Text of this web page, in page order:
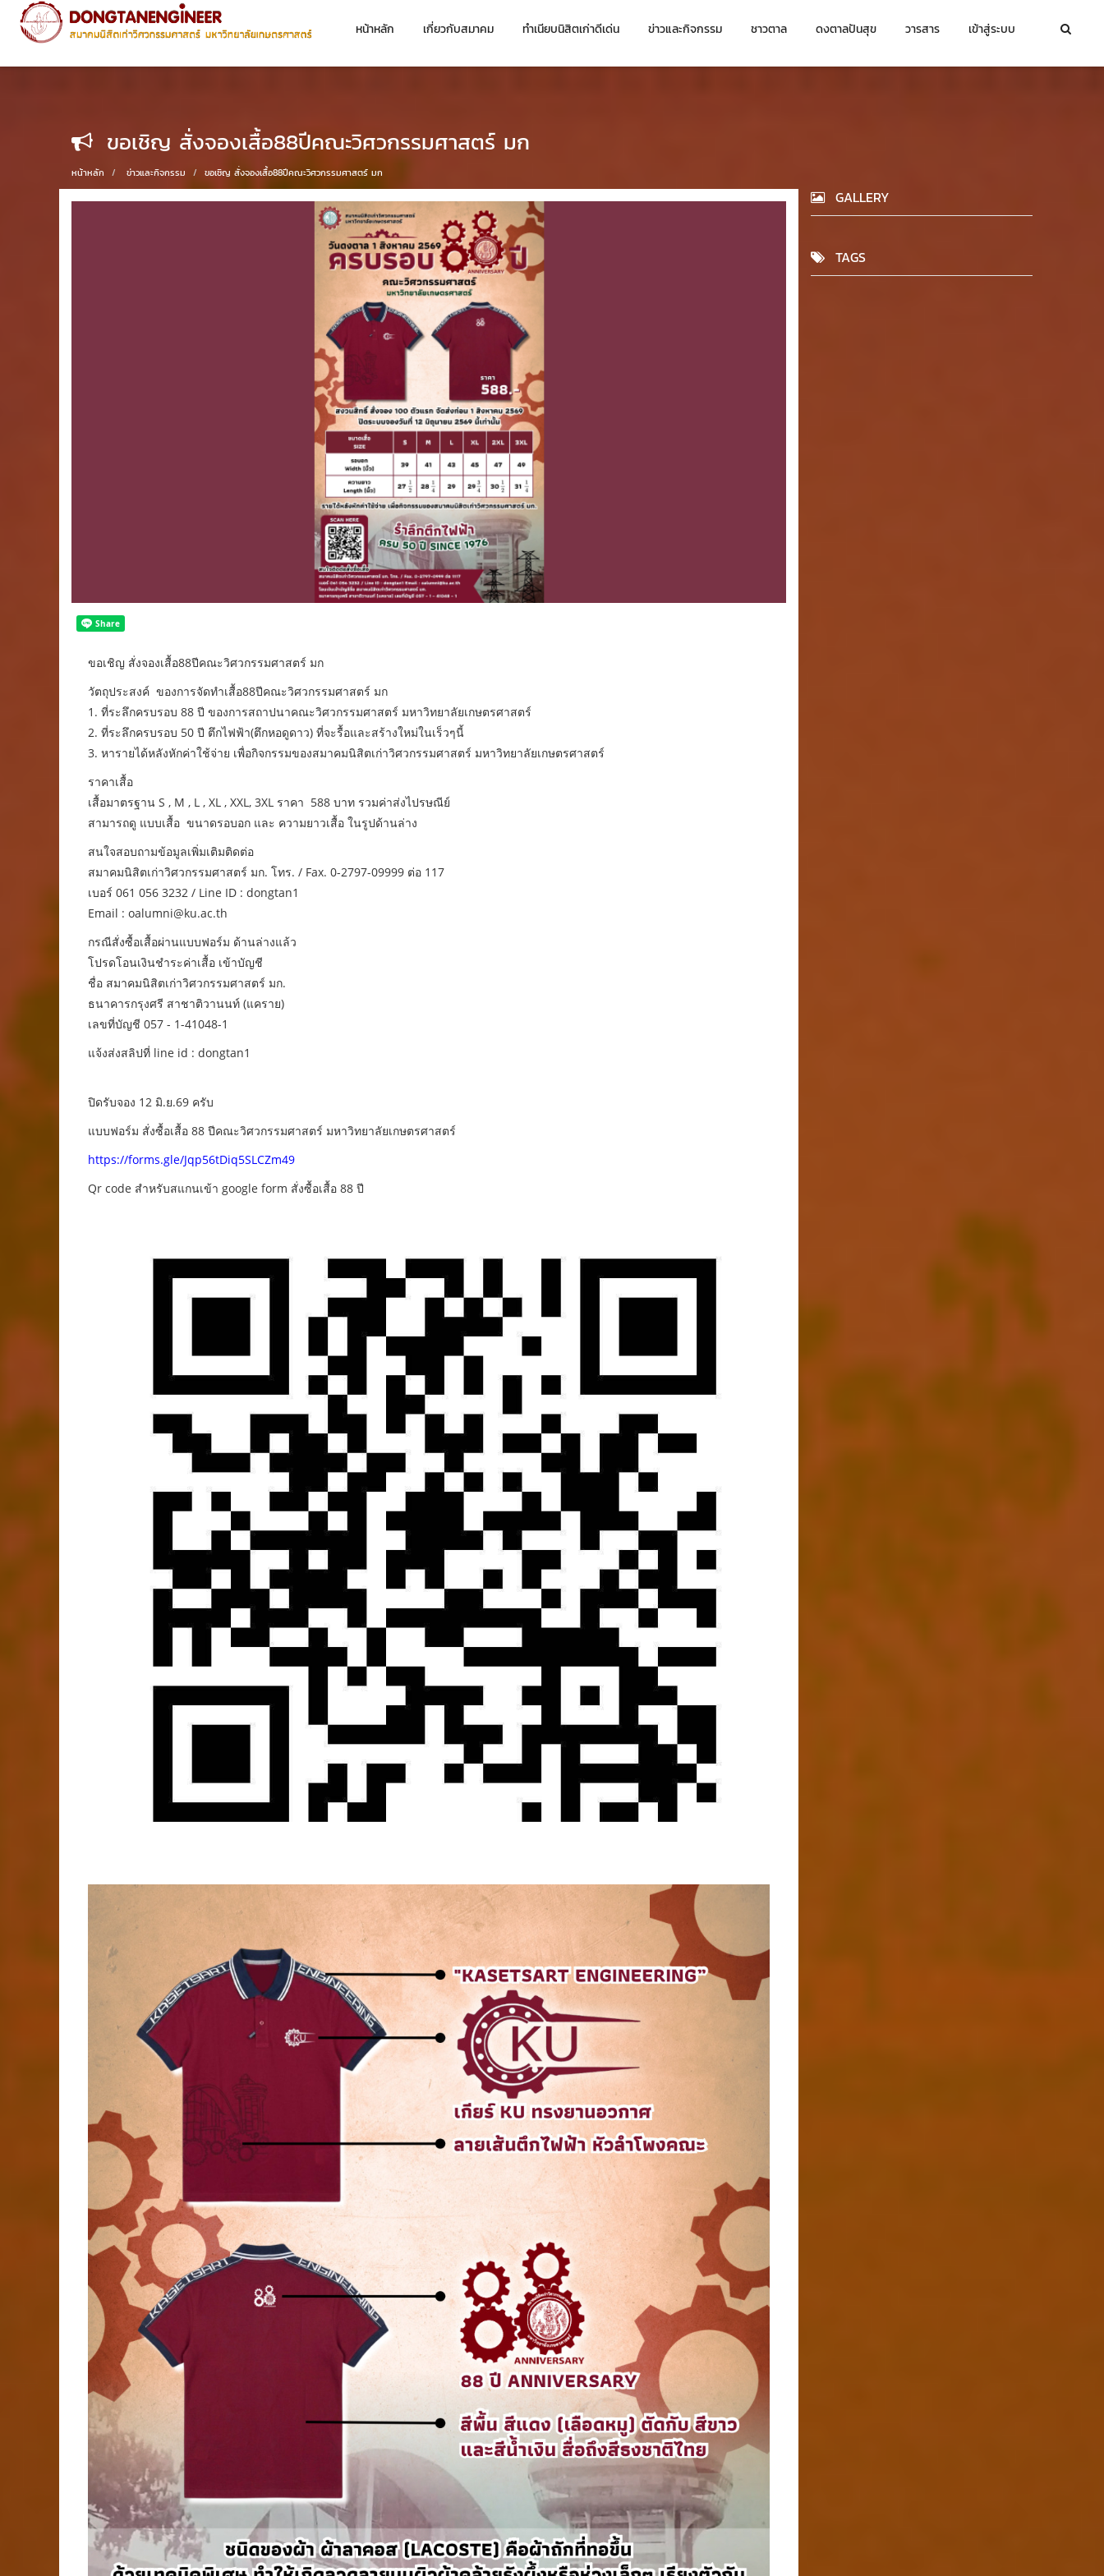
หน้าหลัก เกี่ยวกับสมาคม ทำเนียบนิสิตเก่าดีเด่น ข่าวและกิจกรรม ชาวตาล ดงตาลปันสุข วารสาร เข้าสู่ระบบ
ขอเชิญ สั่งจองเสื้อ88ปีคณะวิศวกรรมศาสตร์ มก
หน้าหลัก ข่าวและกิจกรรม ขอเชิญ สั่งจองเสื้อ88ปีคณะวิศวกรรมศาสตร์ มก
ขอเชิญ สั่งจองเสื้อ88ปีคณะวิศวกรรมศาสตร์ มก
วัตถุประสงค์ ของการจัดทำเสื้อ88ปีคณะวิศวกรรมศาสตร์ มก
1. ที่ระลึกครบรอบ 88 ปี ของการสถาปนาคณะวิศวกรรมศาสตร์ มหาวิทยาลัยเกษตรศาสตร์
2. ที่ระลึกครบรอบ 50 ปี ตึกไฟฟ้า(ตึกหอดูดาว) ที่จะรื้อและสร้างใหม่ในเร็วๆนี้
3. หารายได้หลังหักค่าใช้จ่าย เพื่อกิจกรรมของสมาคมนิสิตเก่าวิศวกรรมศาสตร์ มหาวิทยาลัยเกษตรศาสตร์
ราคาเสื้อ
เสื้อมาตรฐาน S , M , L , XL , XXL, 3XL ราคา 588 บาท รวมค่าส่งไปรษณีย์
สามารถดู แบบเสื้อ ขนาดรอบอก และ ความยาวเสื้อ ในรูปด้านล่าง
สนใจสอบถามข้อมูลเพิ่มเติมติดต่อ
สมาคมนิสิตเก่าวิศวกรรมศาสตร์ มก. โทร. / Fax. 0-2797-09999 ต่อ 117
เบอร์ 061 056 3232 / Line ID : dongtan1
Email : oalumni@ku.ac.th
กรณีสั่งซื้อเสื้อผ่านแบบฟอร์ม ด้านล่างแล้ว
โปรดโอนเงินชำระค่าเสื้อ เข้าบัญชี
ชื่อ สมาคมนิสิตเก่าวิศวกรรมศาสตร์ มก.
ธนาคารกรุงศรี สาชาติวานนท์ (แคราย)
เลขที่บัญชี 057 - 1-41048-1
แจ้งส่งสลิปที่ line id : dongtan1
ปิดรับจอง 12 มิ.ย.69 ครับ
แบบฟอร์ม สั่งซื้อเสื้อ 88 ปีคณะวิศวกรรมศาสตร์ มหาวิทยาลัยเกษตรศาสตร์
https://forms.gle/Jqp56tDiq5SLCZm49
Qr code สำหรับสแกนเข้า google form สั่งซื้อเสื้อ 88 ปี
GALLERY
TAGS